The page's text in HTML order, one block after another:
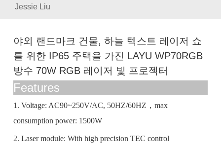
Jessie Liu
야외 랜드마크 건물, 하늘 텍스트 레이저 쇼
를 위한 IP65 주택을 가진 LAYU WP70RGB
방수 70W RGB 레이저 빛 프로젝터
Features
1. Voltage: AC90~250V/AC, 50HZ/60HZ ， max
consumption power: 1500W
2. Laser module: With high precision TEC control